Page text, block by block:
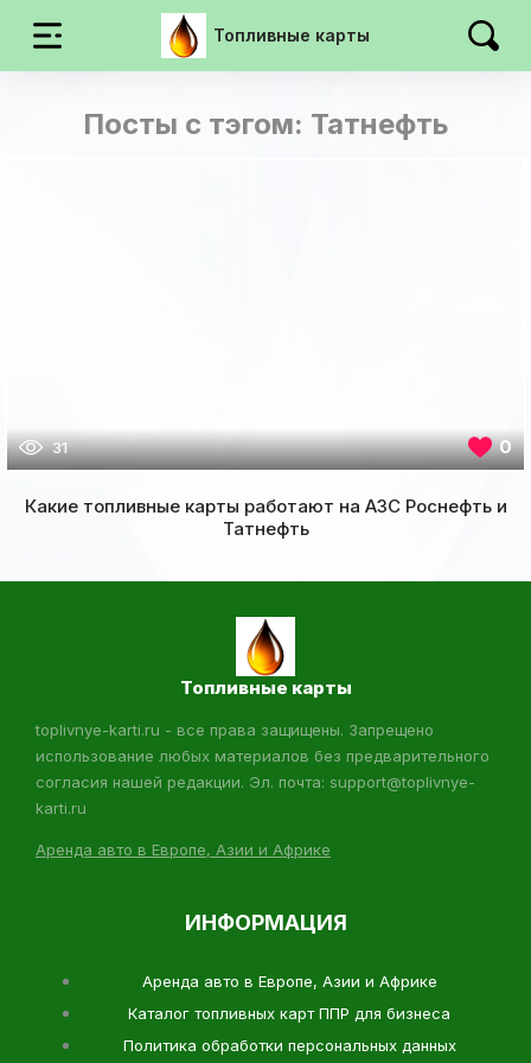
Топливные карты
Посты с тэгом: Татнефть
31 0
Какие топливные карты работают на АЗС Роснефть и
Татнефть
Топливные карты
toplivnye-karti.ru - все права защищены. Запрещено
использование любых материалов без предварительного
согласия нашей редакции. Эл. почта: support@toplivnye-
karti.ru
Аренда авто в Европе, Азии и Африке
ИНФОРМАЦИЯ
Аренда авто в Европе, Азии и Африке
Каталог топливных карт ППР для бизнеса
Политика обработки персональных данных